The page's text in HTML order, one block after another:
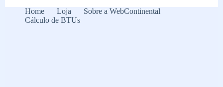
curiosidades
e
uma
Home Loja
Sobre a WebContinental
Cálculo de BTUs